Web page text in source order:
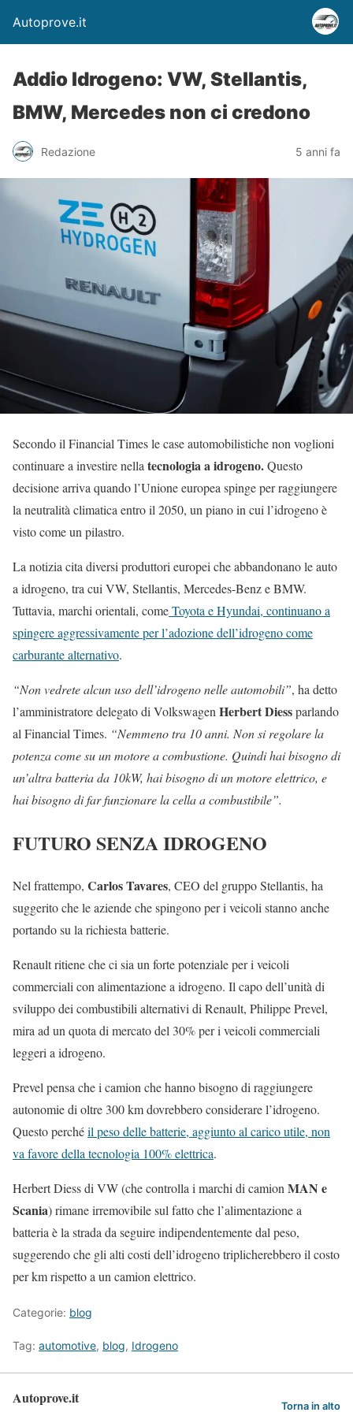
Autoprove.it
Addio Idrogeno: VW, Stellantis,
BMW, Mercedes non ci credono
Redazione 5 anni fa
Secondo il Financial Times le case automobilistiche non voglioni
continuare a investire nella tecnologia a idrogeno.Questo
decisione arriva quando l’Unione europea spinge per raggiungere
la neutralità climatica entro il 2050, un piano in cui l’idrogeno è
visto come un pilastro.
La notizia cita diversi produttori europei che abbandonano le auto
a idrogeno, tra cui VW, Stellantis, Mercedes-Benz e BMW.
Tuttavia, marchi orientali, comeToyota e Hyundai, continuano a
spingere aggressivamente per l’adozione dell’idrogeno come
carburante alternativo.
“Non vedrete alcun uso dell’idrogeno nelle automobili”, ha detto
l’amministratore delegato di Volkswagen Herbert Diessparlando
al Financial Times. “Nemmeno tra 10 anni. Non si regolare la
potenza come su un motore a combustione. Quindi hai bisogno di
un’altra batteria da 10kW, hai bisogno di un motore elettrico, e
hai bisogno di far funzionare la cella a combustibile”.
FUTURO SENZA IDROGENO
Nel frattempo, Carlos Tavares, CEO del gruppo Stellantis, ha
suggerito che le aziende che spingono per i veicoli stanno anche
portando su la richiesta batterie.
Renault ritiene che ci sia un forte potenziale per i veicoli
commerciali con alimentazione a idrogeno. Il capo dell’unità di
sviluppo dei combustibili alternativi di Renault, Philippe Prevel,
mira ad un quota di mercato del 30% per i veicoli commerciali
leggeri a idrogeno.
Prevel pensa che i camion che hanno bisogno di raggiungere
autonomie di oltre 300 km dovrebbero considerare l’idrogeno.
Questo perchéil peso delle batterie, aggiunto al carico utile, non
va favore della tecnologia 100% elettrica.
Herbert Diess di VW (che controlla i marchi di camionMAN e
Scania) rimane irremovibile sul fatto che l’alimentazione a
batteria è la strada da seguire indipendentemente dal peso,
suggerendo che gli alti costi dell’idrogeno triplicherebbero il costo
per km rispetto a un camion elettrico.
Categorie: blog
Tag: automotive, blog, Idrogeno
Autoprove.it Torna in alto